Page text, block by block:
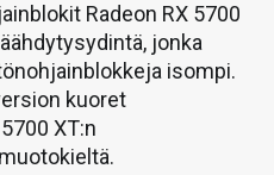
Radeon RX 5700
jonka
isompi.
kuoret
XT:n